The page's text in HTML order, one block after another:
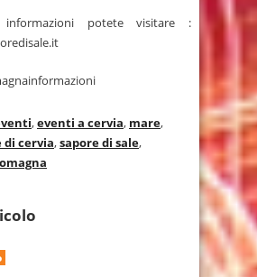
potete visitare :
,eventi a cervia, mare,
di cervia,sapore di sale,